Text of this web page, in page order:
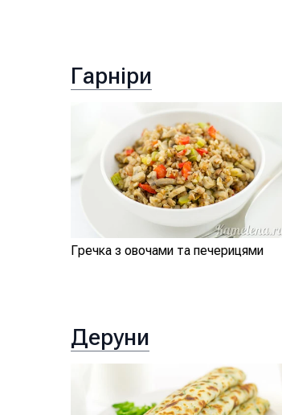
Гарніри
Гречка з овочами та печерицями
Деруни